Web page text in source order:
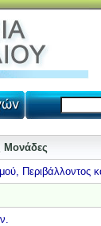
Μονάδες
Περιβάλλοντος